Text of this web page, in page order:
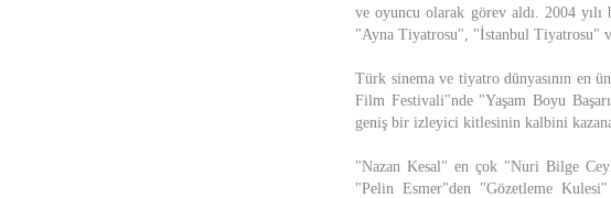
ve oyuncu olarak görev aldı. 2004
"Ayna Tiyatrosu", "İstanbul Tiyatrosu"
Türk sinema ve tiyatro dünyasının en
Film Festivali"nde "Yaşam Boyu
geniş bir izleyici kitlesinin kalbini
"Nazan Kesal" en çok "Nuri Bilge
"Pelin Esmer"den "Gözetleme